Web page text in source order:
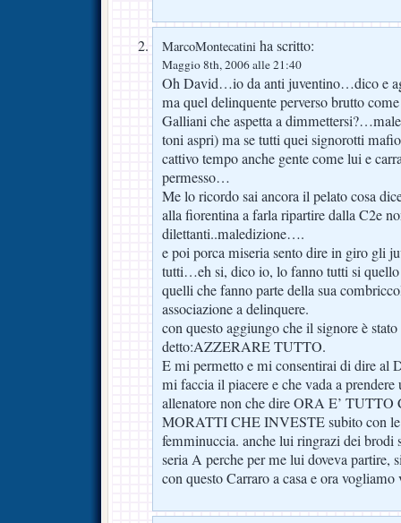
MarcoMontecatini ha scritto:
Maggio 8th, 2006 alle 21:40
Oh David…io da anti juventino…dico e
ma quel delinquente perverso brutto
Galliani che aspetta a
toni aspri) ma se tutti quei signorotti
cattivo tempo anche gente come lui e
permesso…
Me lo ricordo sai ancora il pelato cosa
alla fiorentina a farla ripartire dalla C2e
dilettanti..maledizione….
e poi porca miseria sento dire in giro gli
tutti…eh si, dico io, lo fanno tutti si
quelli che fanno parte della sua
associazione a delinquere.
con questo aggiungo che il signore è
detto:AZZERARE TUTTO.
E mi permetto e mi consentirai di dire
mi faccia il piacere e che vada a
allenatore non che dire ORA E’
MORATTI CHE INVESTE subito con le
femminuccia. anche lui ringrazi dei brodi
seria A perche per me lui doveva partire,
con questo Carraro a casa e ora